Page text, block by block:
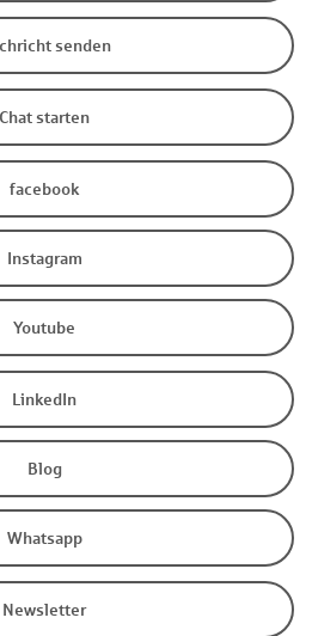
senden
Chat starten
facebook
Instagram
Youtube
LinkedIn
Blog
Whatsapp
Newsletter